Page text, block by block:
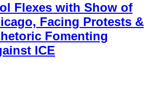
Flexes with Show of
Facing Protests &
Fomenting
ICE